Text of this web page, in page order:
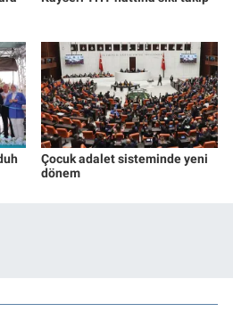
Çocuk adalet sisteminde yeni
dönem